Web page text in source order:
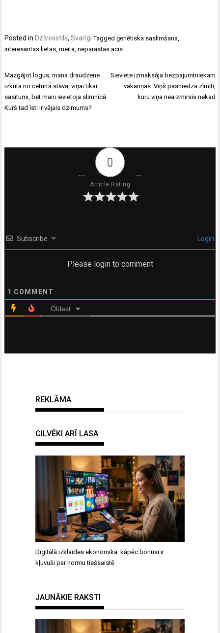
Posted in Dzīvesstils,Svarīgi Taggedģenētiska saslimšana,
interesantas lietas,meita,neparastas acis
Ziņu
izvēlne
Mazgājot logus, mana draudzene
izkrita no ceturtā stāva, viņai tikai
sasitumi, bet mani ievietoja slimnīcā.
Kurš tad īsti ir vājais dzimums?
Sieviete izmaksāja bezpajumtniekam
vakariņas. Viņš pasniedza zīmīti,
kuru viņa neaizmirsīs nekad
0
Article Rating
Subscribe Login
Please login to comment
1 COMMENT
Oldest
REKLĀMA
CILVĒKI ARĪ LASA
Digitālā izklaides ekonomika: kāpēc bonusi ir
kļuvuši par normu tiešsaistē
JAUNĀKIE RAKSTI